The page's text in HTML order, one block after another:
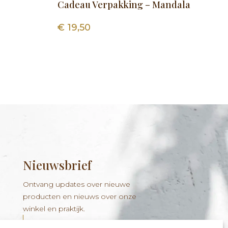
Cadeau Verpakking – Mandala
€ 19,50
Nieuwsbrief
Ontvang updates over nieuwe
producten en nieuws over onze
winkel en praktijk.